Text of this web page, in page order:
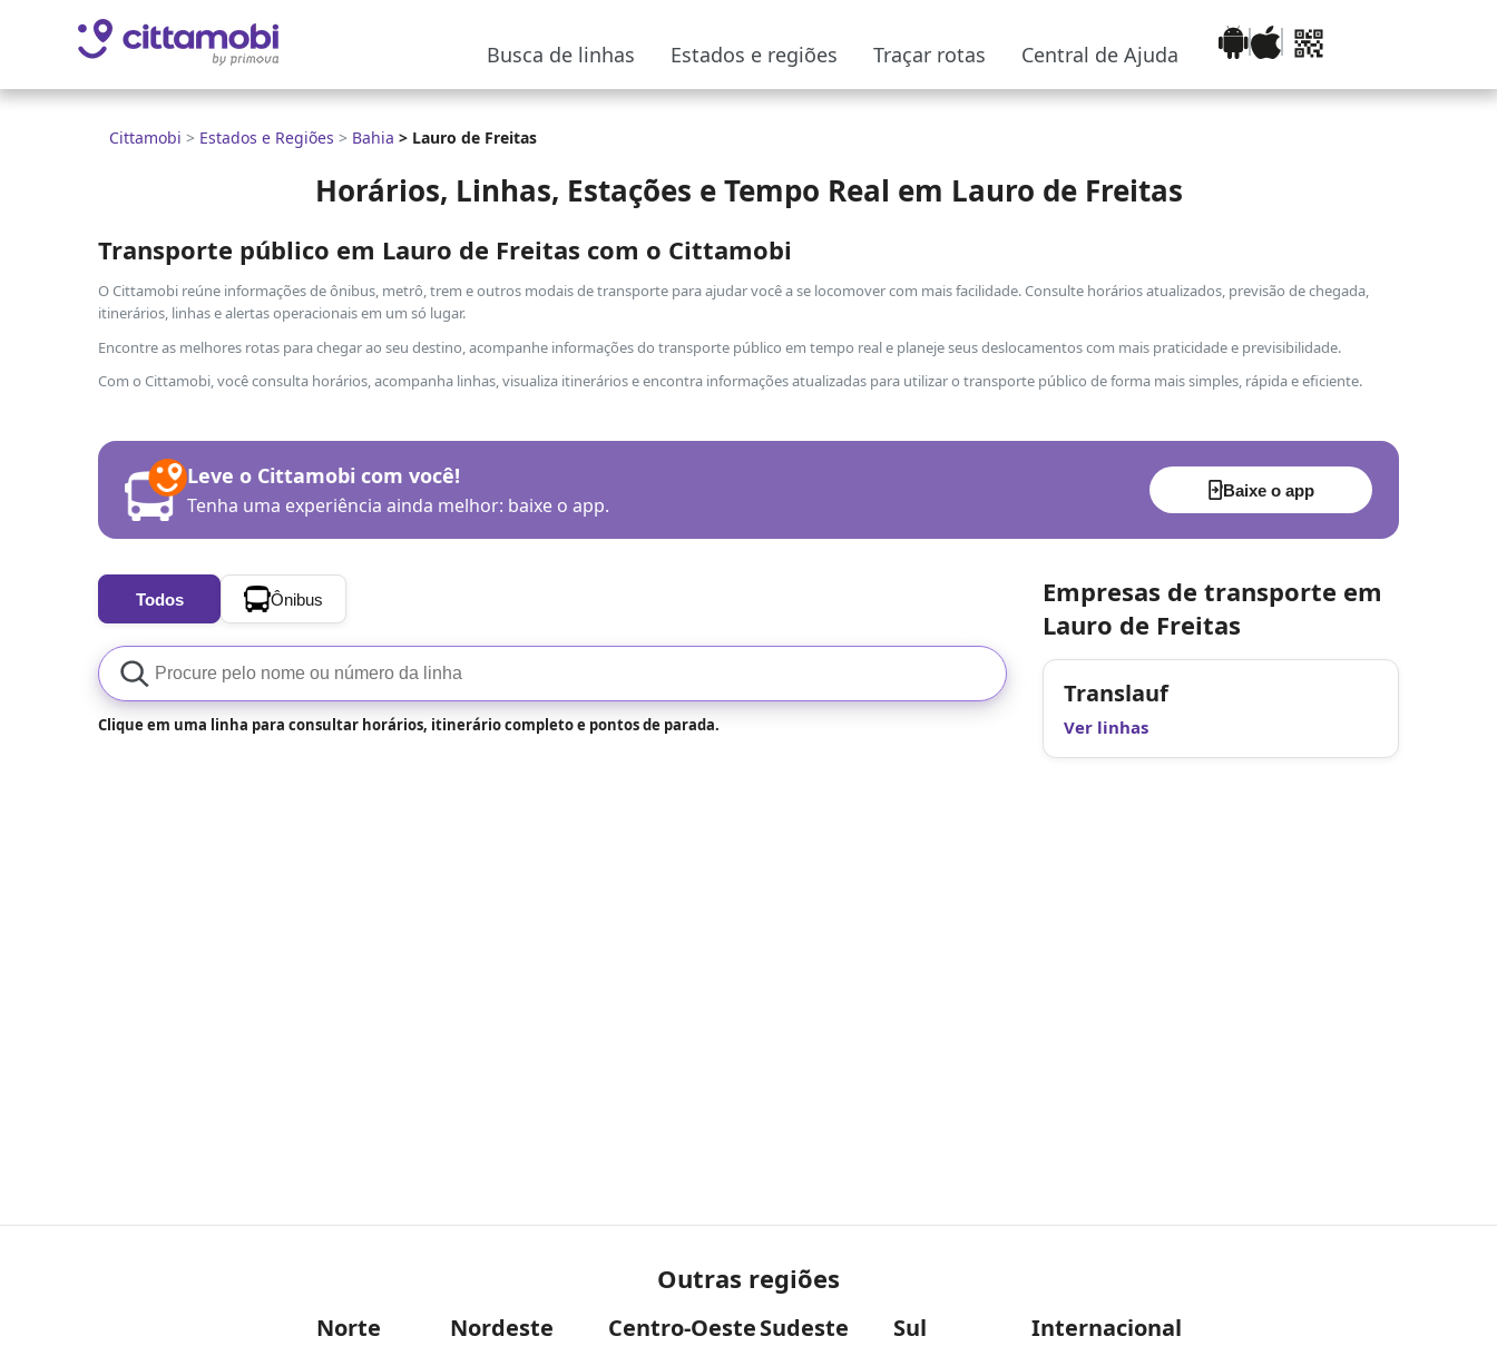
Busca de linhas Estados e regiões Traçar rotas Central de Ajuda
Cittamobi > Estados e Regiões > Bahia > Lauro de Freitas
Horários, Linhas, Estações e Tempo Real em Lauro de Freitas
Transporte público em Lauro de Freitas com o Cittamobi
O Cittamobi reúne informações de ônibus, metrô, trem e outros modais de transporte para ajudar você a se locomover com mais facilidade. Consulte horários atualizados, previsão de chegada,
itinerários, linhas e alertas operacionais em um só lugar.
Encontre as melhores rotas para chegar ao seu destino, acompanhe informações do transporte público em tempo real e planeje seus deslocamentos com mais praticidade e previsibilidade.
Com o Cittamobi, você consulta horários, acompanha linhas, visualiza itinerários e encontra informações atualizadas para utilizar o transporte público de forma mais simples, rápida e eficiente.
Leve o Cittamobi com você!
Tenha uma experiência ainda melhor: baixe o app.
Baixe o app
Todos Ônibus
Clique em uma linha para consultar horários, itinerário completo e pontos de parada.
Empresas de transporte em
Lauro de Freitas
Translauf
Ver linhas
Outras regiões
Norte Nordeste Centro-OesteSudeste Sul Internacional